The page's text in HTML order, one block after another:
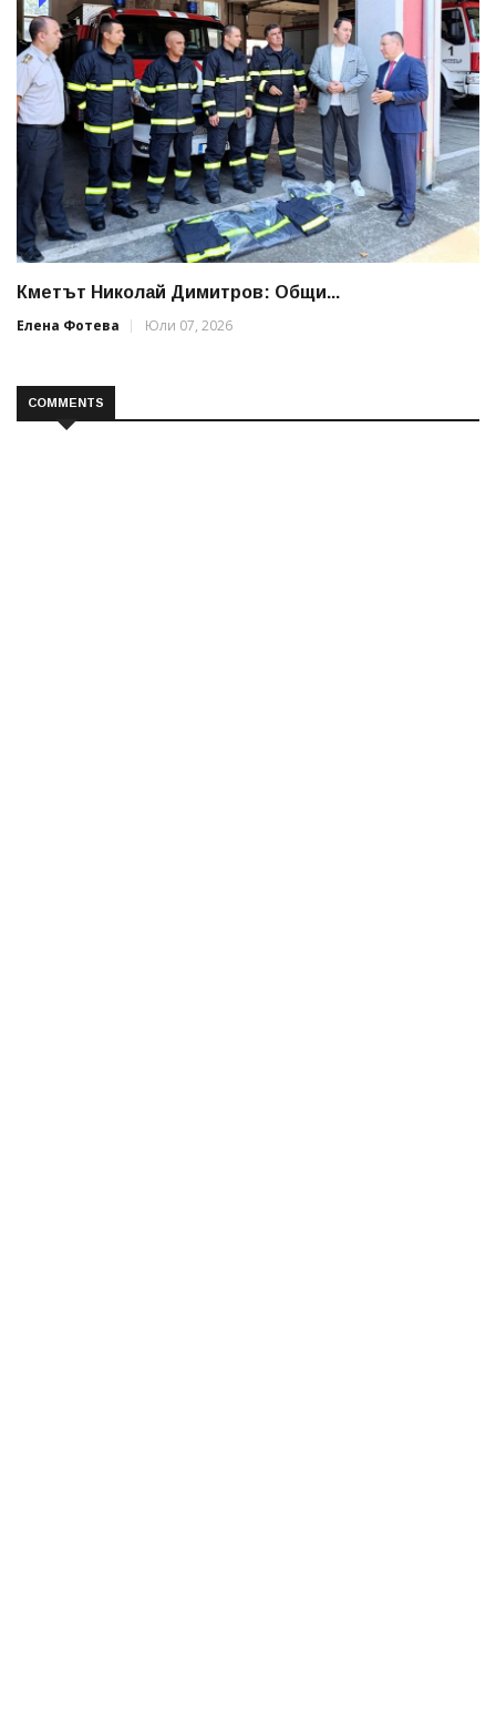
Кметът Николай Димитров: Общи...
Елена Фотева
Юли 07, 2026
COMMENTS